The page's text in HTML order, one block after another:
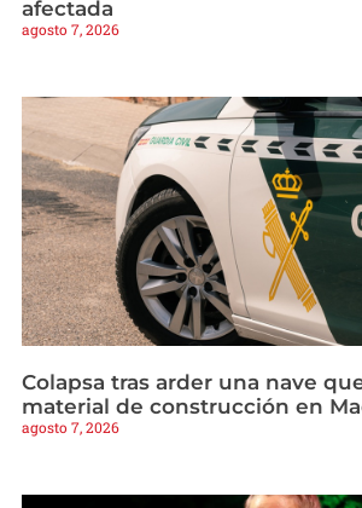
afectada
agosto 7, 2026
Colapsa tras arder una nave
material de construcción en
agosto 7, 2026